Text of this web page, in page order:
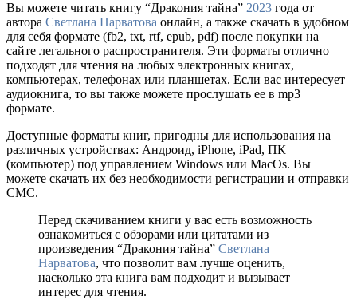
Вы можете читать книгу “Дракония тайна” 2023 года от
автора Светлана Нарватова онлайн, а также скачать в удобном
для себя формате (fb2, txt, rtf, epub, pdf) после покупки на
сайте легального распространителя. Эти форматы отлично
подходят для чтения на любых электронных книгах,
компьютерах, телефонах или планшетах. Если вас интересует
аудиокнига, то вы также можете прослушать ее в mp3
формате.
Доступные форматы книг, пригодны для использования на
различных устройствах: Андроид, iPhone, iPad, ПК
(компьютер) под управлением Windows или MacOs. Вы
можете скачать их без необходимости регистрации и отправки
СМС.
Перед скачиванием книги у вас есть возможность
ознакомиться с обзорами или цитатами из
произведения “Дракония тайна” Светлана
Нарватова, что позволит вам лучше оценить,
насколько эта книга вам подходит и вызывает
интерес для чтения.